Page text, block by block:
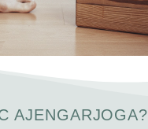
AJENGARJOGA?